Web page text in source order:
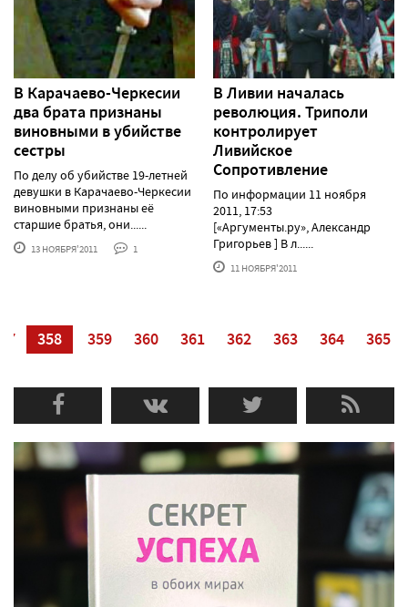
В Карачаево-Черкесии
два брата признаны
виновными в убийстве
сестры
По делу об убийстве 19-летней
девушки в Карачаево-Черкесии
виновными признаны её
старшие братья, они......
13 НОЯБРЯ'2011 1
В Ливии началась
революция. Триполи
контролирует
Ливийское
Сопротивление
По информации 11 ноября
2011, 17:53
[«Аргументы.ру», Александр
Григорьев ] В л......
11 НОЯБРЯ'2011
358 359 360 361 362 363 364 365